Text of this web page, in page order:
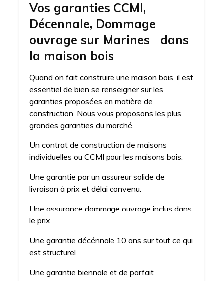
Vos garanties CCMI,
Décennale, Dommage
ouvrage sur Marines dans
la maison bois
Quand on fait construire une maison bois, il est
essentiel de bien se renseigner sur les
garanties proposées en matière de
construction. Nous vous proposons les plus
grandes garanties du marché.
Un contrat de construction de maisons
individuelles ou CCMI pour les maisons bois.
Une garantie par un assureur solide de
livraison à prix et délai convenu.
Une assurance dommage ouvrage inclus dans
le prix
Une garantie décénnale 10 ans sur tout ce qui
est structurel
Une garantie biennale et de parfait